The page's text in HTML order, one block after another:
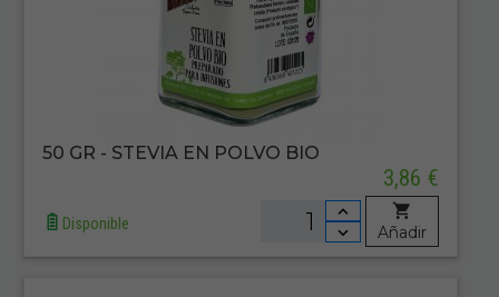
50 GR - STEVIA EN POLVO BIO
3,86 €
Disponible Añadir